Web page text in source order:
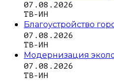
07.08.2026
ТВ-ИН
Благоустройство
07.08.2026
ТВ-ИН
Модернизация
07.08.2026
ТВ-ИН